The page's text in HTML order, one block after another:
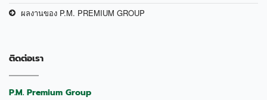
ผลงานของ P.M. PREMIUM GROUP
ติดต่อเรา
P.M. Premium Group